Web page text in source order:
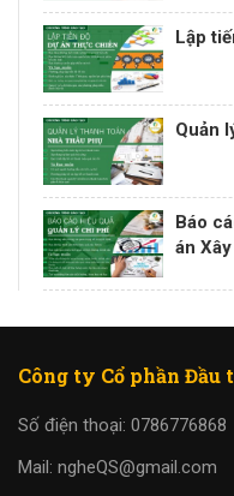
Lập
Quản
Báo
án
Công ty Cổ phần Đầu
Số điện thoại: 0786776868
Mail: ngheQS@gmail.com